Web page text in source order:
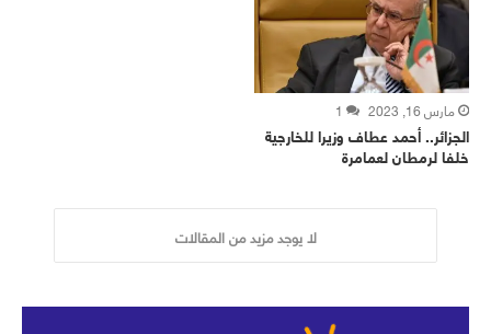
مارس 16, 2023 1
الجزائر.. أحمد عطاف وزيرا للخارجية
خلفا لرمطان لعمامرة
لا يوجد مزيد من المقالات